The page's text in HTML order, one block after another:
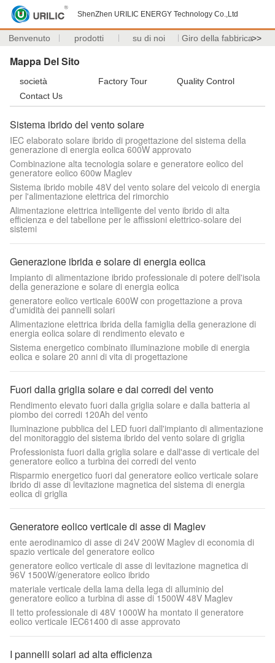
ShenZhen URILIC ENERGY Technology Co.,Ltd
Benvenuto prodotti su di noi Giro della fabbrica>>
Mappa Del Sito
società Factory Tour
Quality Control
Contact Us
Sistema ibrido del vento solare
IEC elaborato solare ibrido di progettazione del sistema della
generazione di energia eolica 600W approvato
Combinazione alta tecnologia solare e generatore eolico del
generatore eolico 600w Maglev
Sistema ibrido mobile 48V del vento solare del veicolo di energia
per l'alimentazione elettrica del rimorchio
Alimentazione elettrica intelligente del vento ibrido di alta
efficienza e del tabellone per le affissioni elettrico-solare dei
sistemi
Generazione ibrida e solare di energia eolica
Impianto di alimentazione ibrido professionale di potere dell'isola
della generazione e solare di energia eolica
generatore eolico verticale 600W con progettazione a prova
d'umidità dei pannelli solari
Alimentazione elettrica ibrida della famiglia della generazione di
energia eolica solare di rendimento elevato e
Sistema energetico combinato illuminazione mobile di energia
eolica e solare 20 anni di vita di progettazione
Fuori dalla griglia solare e dai corredi del vento
Rendimento elevato fuori dalla griglia solare e dalla batteria al
piombo dei corredi 120Ah del vento
Iluminazione pubblica del LED fuori dall'impianto di alimentazione
del monitoraggio del sistema ibrido del vento solare di griglia
Professionista fuori dalla griglia solare e dall'asse di verticale del
generatore eolico a turbina dei corredi del vento
Risparmio energetico fuori dal generatore eolico verticale solare
ibrido di asse di levitazione magnetica del sistema di energia
eolica di griglia
Generatore eolico verticale di asse di Maglev
ente aerodinamico di asse di 24V 200W Maglev di economia di
spazio verticale del generatore eolico
generatore eolico verticale di asse di levitazione magnetica di
96V 1500W/generatore eolico ibrido
materiale verticale della lama della lega di alluminio del
generatore eolico a turbina di asse di 1500W 48V Maglev
Il tetto professionale di 48V 1000W ha montato il generatore
eolico verticale IEC61400 di asse approvato
I pannelli solari ad alta efficienza